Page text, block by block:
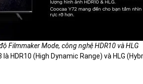
Filmmaker Mode, công nghệ HDR10 và HLG
(High Dynamic Range) và HLG